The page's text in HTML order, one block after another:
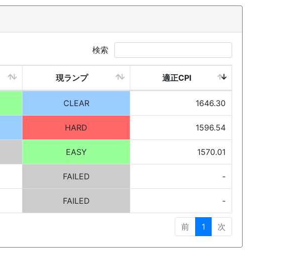
検索
現ランプ 適正CPI
CLEAR 1646.30
HARD 1596.54
EASY 1570.01
FAILED -
FAILED -
前 1 次